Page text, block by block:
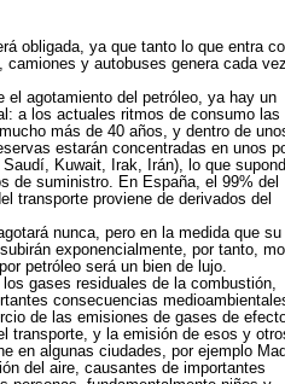
obligada, ya que tanto lo que entra
y autobuses genera cada
el agotamiento del petróleo, ya hay un
a los actuales ritmos de consumo las
más de 40 años, y dentro de
estarán concentradas en unos
Kuwait, Irak, Irán), lo que
de suministro. En España, el 99% del
transporte proviene de derivados del
nunca, pero en la medida que su
exponencialmente, por tanto,
petróleo será un bien de lujo.
gases residuales de la combustión,
consecuencias
de las emisiones de gases de
transporte, y la emisión de esos y
en algunas ciudades, por ejemplo
del aire, causantes de importantes